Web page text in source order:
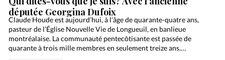
députée Georgina Dufoix
Claude Houde est aujourd’hui, à l’âge de quarante-quatre ans,
pasteur de l’Église Nouvelle Vie de Longueuil, en banlieue
montréalaise. La communauté pentecôtisante est passée de
quarante à trois mille membres en seulement treize ans.